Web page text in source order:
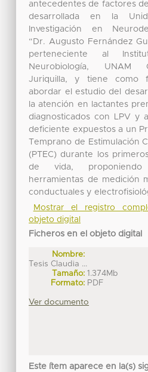
antecedentes de factores
desarrollada en la
Investigación en
“Dr. Augusto Fernández
perteneciente al
Neurobiología, UNAM
Juriquilla, y tiene como
abordar el estudio del
la atención en lactantes
diagnosticados con LPV y
deficiente expuestos a un
Temprano de Estimulación
(PTEC) durante los
de vida, proponiendo
herramientas de medición
conductuales y
Mostrar el registro
objeto digital
Ficheros en el objeto digital
Nombre:
Tesis Claudia ...
Tamaño: 1.374Mb
Formato: PDF
Ver documento
Este ítem aparece en la(s)